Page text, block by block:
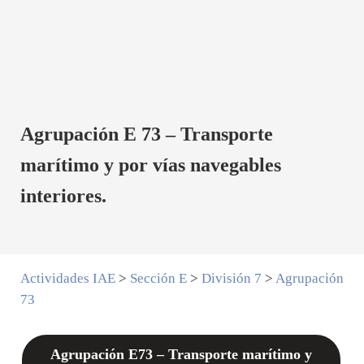
Agrupación E 73 – Transporte
marítimo y por vías navegables
interiores.
Actividades IAE> Sección E> División 7 > Agrupación
73
Agrupación E73 – Transporte marítimo y